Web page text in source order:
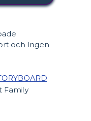
och Ingen